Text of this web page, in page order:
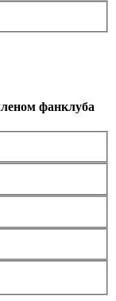
фанклуба